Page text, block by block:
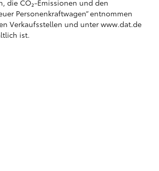
die CO₂-Emissionen und den
Personenkraftwagen“ entnommen
Verkaufsstellen und unter www.dat.de
ist.